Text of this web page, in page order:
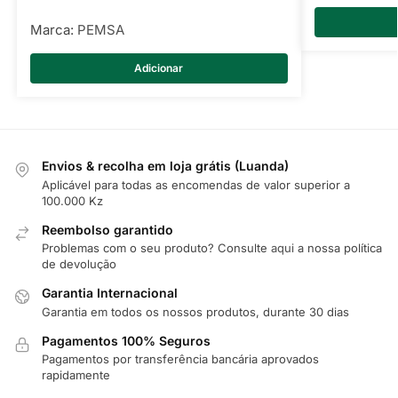
Marca: PEMSA
Adicionar
Envios & recolha em loja grátis (Luanda)
Aplicável para todas as encomendas de valor superior a
100.000 Kz
Reembolso garantido
Problemas com o seu produto? Consulte aqui a nossa política
de devolução
Garantia Internacional
Garantia em todos os nossos produtos, durante 30 dias
Pagamentos 100% Seguros
Pagamentos por transferência bancária aprovados
rapidamente